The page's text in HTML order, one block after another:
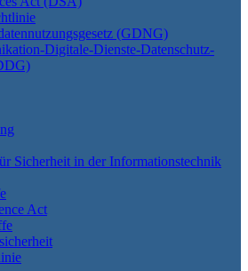
(GDNG)
Digitale-Dienste-Datenschutz-
Sicherheit in der Informationstechnik
Act